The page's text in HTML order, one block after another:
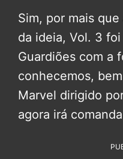
Sim, por mais
da ideia, Vol. 3
Guardiões com a
conhecemos,
Marvel dirigido
agora irá